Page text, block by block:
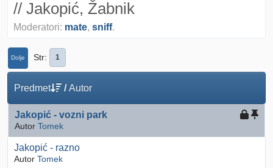
// Jakopić, Žabnik
Moderatori: mate, sniff.
Dolje Str 1
Predmet /Autor
Jakopić - vozni park
Autor Tomek
Jakopić - razno
Autor Tomek